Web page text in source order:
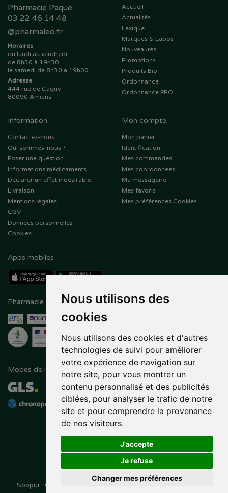
Nous utilisons des
cookies
Nous utilisons des cookies et d'autres
technologies de suivi pour améliorer
votre expérience de navigation sur
notre site, pour vous montrer un
contenu personnalisé et des publicités
ciblées, pour analyser le trafic de notre
site et pour comprendre la provenance
de nos visiteurs.
J'accepte
Je refuse
Changer mes préférences
Pharmacie Paque
03 22 46 14 48
@pharmaleo.fr
Horaires
du lundi au vendredi
de 8h30 à 19h30,
le samedi de 8h30 à 19h00
Adresse
444 rue de Cagny
80090 Amiens
Accueil
Actualités
Lexique
Marques & Labos
Nouveautés
Promotions
Produits Bio
Ordonnance
Ordonnance PRO
Information
Contactez-nous
Qui sommes-nous ?
Poser une question
Informations médicaments
Déclarer un effet indésirable
Livraison
Mentions légales
CGV
Données personnelles
Cookies
Mon compte
Mon panier
Identification
Mes commandes
Mes coordonnées
Ma messagerie
Mes favoris
Mes préférences Cookies
Apps mobiles
Pharmacie en ligne agréée Paiement sécurisé
Modes de livraison Suivez-nous sur
Soopur : Cosmétiques, soin de la peau, maquillage, toutes vos